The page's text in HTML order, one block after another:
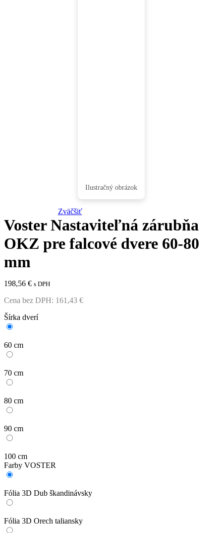
Zväčšiť
Voster Nastaviteľná zárubňa
OKZ pre falcové dvere 60-80
mm
198,56 € s DPH
Cena bez DPH: 161,43 €
Šírka dverí
60 cm
70 cm
80 cm
90 cm
100 cm
Farby VOSTER
Fólia 3D Dub škandinávsky
Fólia 3D Orech taliansky